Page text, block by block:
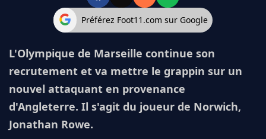
Préférez Foot11.com sur Google
L'Olympique de Marseille continue son
recrutement et va mettre le grappin sur un
nouvel attaquant en provenance
d'Angleterre. Il s'agit du joueur de Norwich,
Jonathan Rowe.